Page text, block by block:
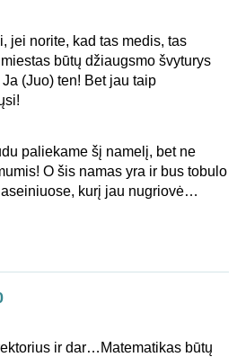
jei norite, kad tas medis, tas
būtų džiaugsmo švyturys
(Juo) ten! Bet jau taip
paliekame šį namelį, bet ne
O šis namas yra ir bus tobulo
kurį jau nugriovė…
ir dar…Matematikas būtų